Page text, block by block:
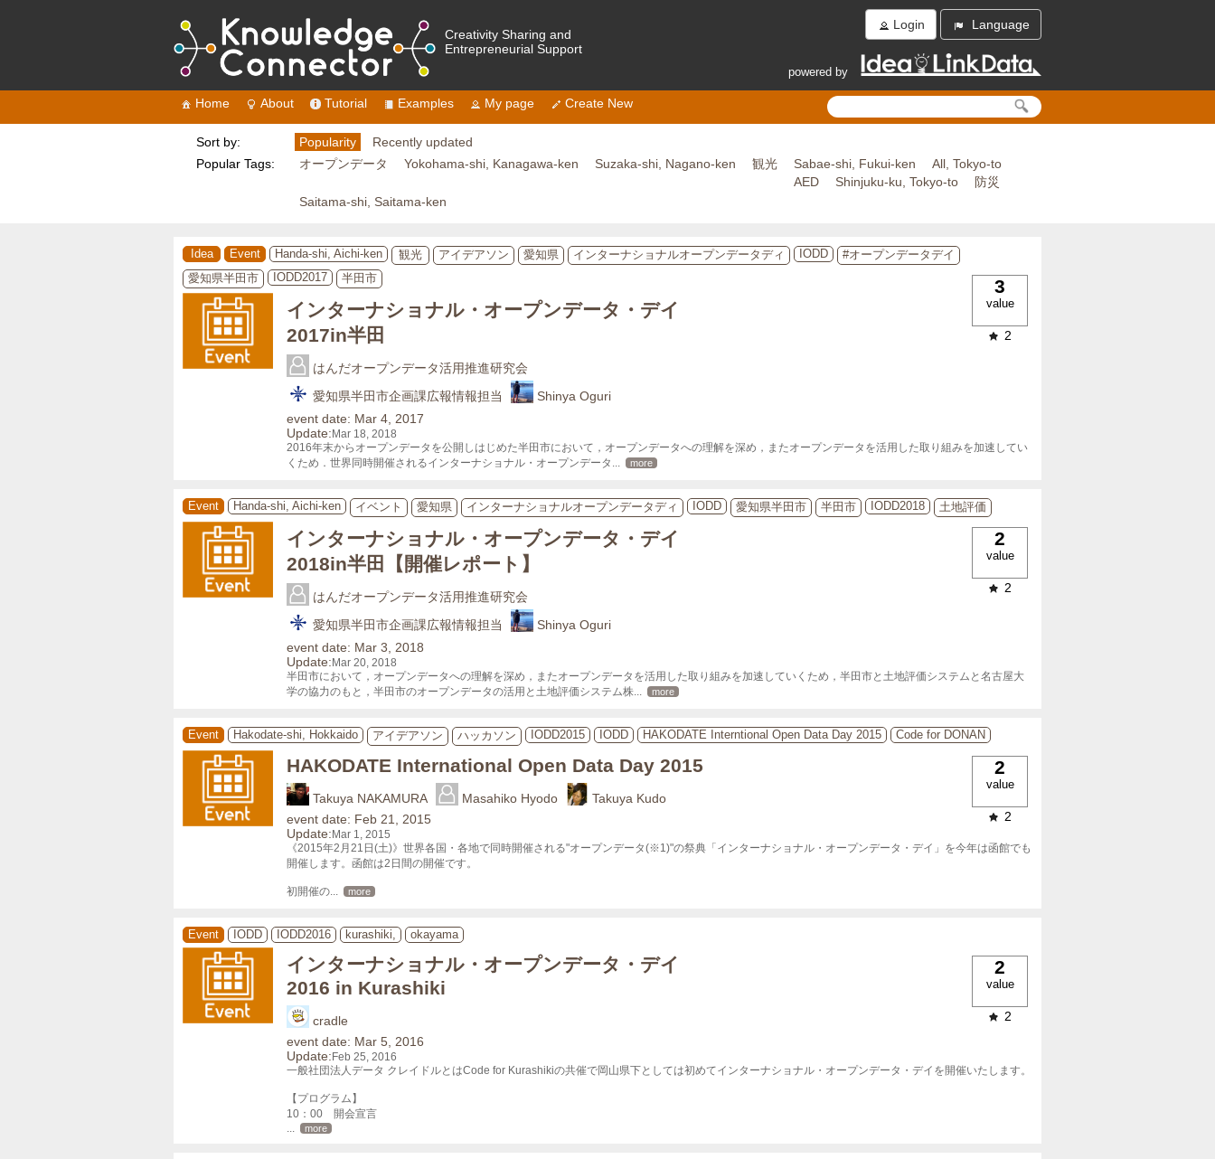
Creativity Sharing and
Entrepreneurial Support
Login Language
powered by
Home About Tutorial Examples My page Create New
Sort by: Popularity
Recently updated
Popular Tags:
オープンデータ Yokohama-shi, Kanagawa-ken Suzaka-shi, Nagano-ken 観光 Sabae-shi, Fukui-ken
All, Tokyo-to
AED
Shinjuku-ku, Tokyo-to
防災
Saitama-shi, Saitama-ken
Idea Event Handa-shi, Aichi-ken 観光 アイデアソン 愛知県 インターナショナルオープンデータディ IODD
#オープンデータデイ
愛知県半田市
IODD2017 半田市
インターナショナル・オープンデータ・デイ
2017in半田
はんだオープンデータ活用推進研究会
愛知県半田市企画課広報情報担当
Shinya Oguri
event date: Mar 4, 2017
Update: Mar 18, 2018
2016年末からオープンデータを公開しはじめた半田市において，オープンデータへの理解を深め，またオープンデータを活用した取り組みを加速してい
くため．世界同時開催されるインターナショナル・オープンデータ ... more
3
value
2
Event Handa-shi, Aichi-ken イベント 愛知県 インターナショナルオープンデータディ IODD 愛知県半田市 半田市 IODD2018 土地評価
インターナショナル・オープンデータ・デイ
2018in半田【開催レポート】
はんだオープンデータ活用推進研究会
愛知県半田市企画課広報情報担当
Shinya Oguri
event date: Mar 3, 2018
Update: Mar 20, 2018
半田市において，オープンデータへの理解を深め，またオープンデータを活用した取り組みを加速していくため，半田市と土地評価システムと名古屋大
学の協力のもと，半田市のオープンデータの活用と土地評価システム株... more
2
value
2
Event Hakodate-shi, Hokkaido アイデアソン ハッカソン IODD2015 IODD HAKODATE Interntional Open Data Day 2015 Code for DONAN
HAKODATE International Open Data Day 2015
Takuya NAKAMURA Masahiko Hyodo
Takuya Kudo
event date: Feb 21, 2015
Update: Mar 1, 2015
《2015年2月21日(土)》世界各国・各地で同時開催される"オープンデータ(※1)"の祭典「インターナショナル・オープンデータ・デイ」を今年は函館でも
開催します。函館は2日間の開催です。
初開催の... more
2
value
2
Event IODD IODD2016 kurashiki, okayama
インターナショナル・オープンデータ・デイ
2016 in Kurashiki
cradle
event date: Mar 5, 2016
Update: Feb 25, 2016
一般社団法人データ クレイドルとはCode for Kurashikiの共催で岡山県下としては初めてインターナショナル・オープンデータ・デイを開催いたします。
【プログラム】
...
more
2
value
2